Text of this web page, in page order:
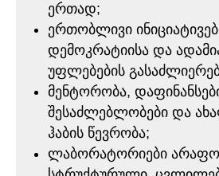
ერთად;
ერთობლივი
დემოკრატიისა და
უფლებების
მენტორობა,
შესაძლებლობები და
ჰაბის წევრობა;
ლაბორატორიები